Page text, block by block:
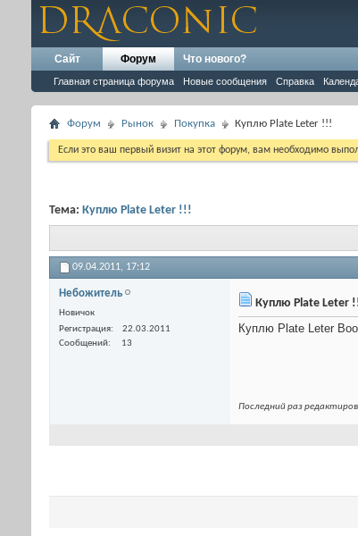
Сайт Форум
Главная страница форума Новые сообщения Справка
Что нового?
Форум Рынок Покупка Куплю Plate Leter !!!
Если это ваш первый визит на этот форум, вам необходимо
Тема: Куплю Plate Leter !!!
09.04.2011, 17:12
Небожитель
Новичок
Регистрация
22.03.2011
Сообщений
13
Куплю Plate Leter
Куплю Plate Leter
Последний раз